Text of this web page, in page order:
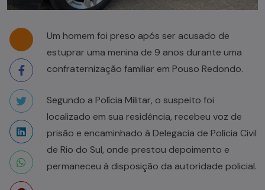
Um homem foi preso após ser acusado de
estuprar uma menina de 9 anos durante uma
confraternização familiar em Pouso Redondo.
Segundo a Polícia Militar, o suspeito foi
localizado em sua residência, recebeu voz de
prisão e encaminhado à Delegacia de Polícia Civil
de Rio do Sul, onde prestou depoimento e
permaneceu à disposição da autoridade policial.